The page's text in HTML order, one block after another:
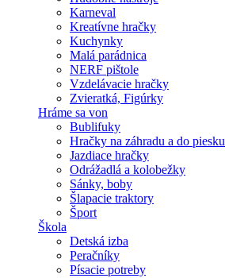
Karneval
Kreatívne hračky
Kuchynky
Malá parádnica
NERF pištole
Vzdelávacie hračky
Zvieratká, Figúrky
Hráme sa von
Bublifuky
Hračky na záhradu a do piesku
Jazdiace hračky
Odrážadlá a kolobežky
Sánky, boby
Šlapacie traktory
Šport
Škola
Detská izba
Peračníky
Písacie potreby